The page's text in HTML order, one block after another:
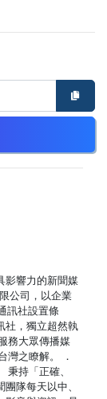
影響力的新聞媒
公司，以企業
訊社設置條
社，獨立超然執
務大眾傳播媒
灣之瞭解。 ．
持「正確、
隊每天以中、